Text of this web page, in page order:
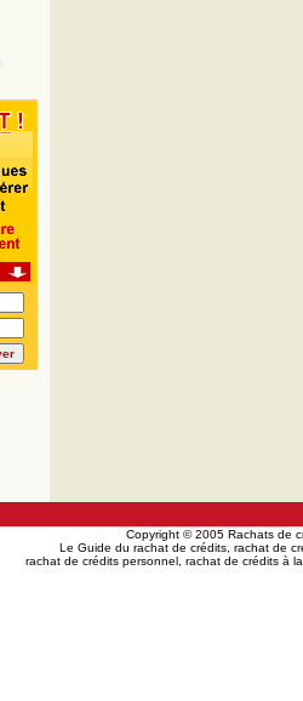
Copyright © 2005 Rachats de
Le Guide du rachat de crédits, rachat de
rachat de crédits personnel, rachat de crédits à